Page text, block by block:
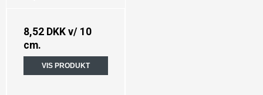
8,52 DKK v/ 10
cm.
VIS PRODUKT